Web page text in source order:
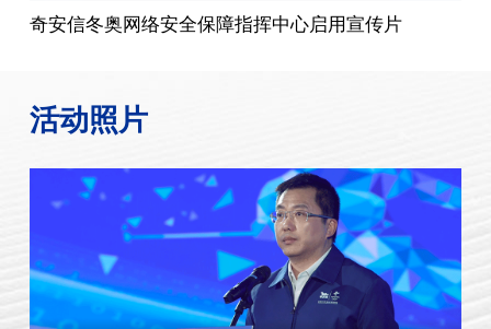
奇安信冬奥网络安全保障指挥中心启用宣传片
活动照片
奇安信冬奥网络安全保障指挥中心精彩瞬间九